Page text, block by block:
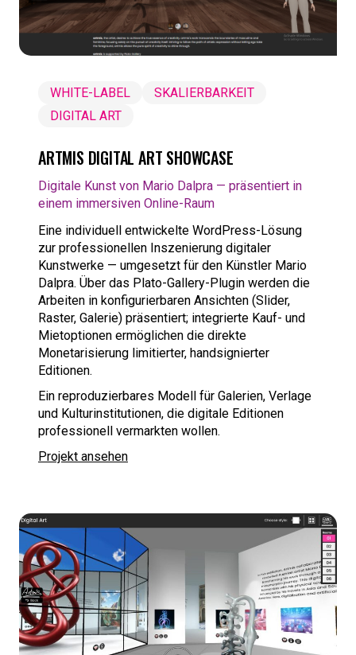
WHITE-LABEL
SKALIERBARKEIT
DIGITAL ART
ARTMIS DIGITAL ART SHOWCASE
Digitale Kunst von Mario Dalpra — präsentiert in
einem immersiven Online-Raum
Eine individuell entwickelte WordPress-Lösung
zur professionellen Inszenierung digitaler
Kunstwerke — umgesetzt für den Künstler Mario
Dalpra. Über das Plato-Gallery-Plugin werden die
Arbeiten in konfigurierbaren Ansichten (Slider,
Raster, Galerie) präsentiert; integrierte Kauf- und
Mietoptionen ermöglichen die direkte
Monetarisierung limitierter, handsignierter
Editionen.
Ein reproduzierbares Modell für Galerien, Verlage
und Kulturinstitutionen, die digitale Editionen
professionell vermarkten wollen.
Projekt ansehen